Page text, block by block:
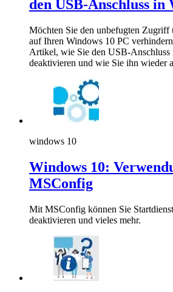
den USB-Anschluss in
Möchten Sie den unbefugten
auf Ihren Windows 10 PC
Artikel, wie Sie den USB-
deaktivieren und wie Sie ihn wieder
windows 10
Windows 10:
MSConfig
Mit MSConfig können Sie
deaktivieren und vieles mehr.